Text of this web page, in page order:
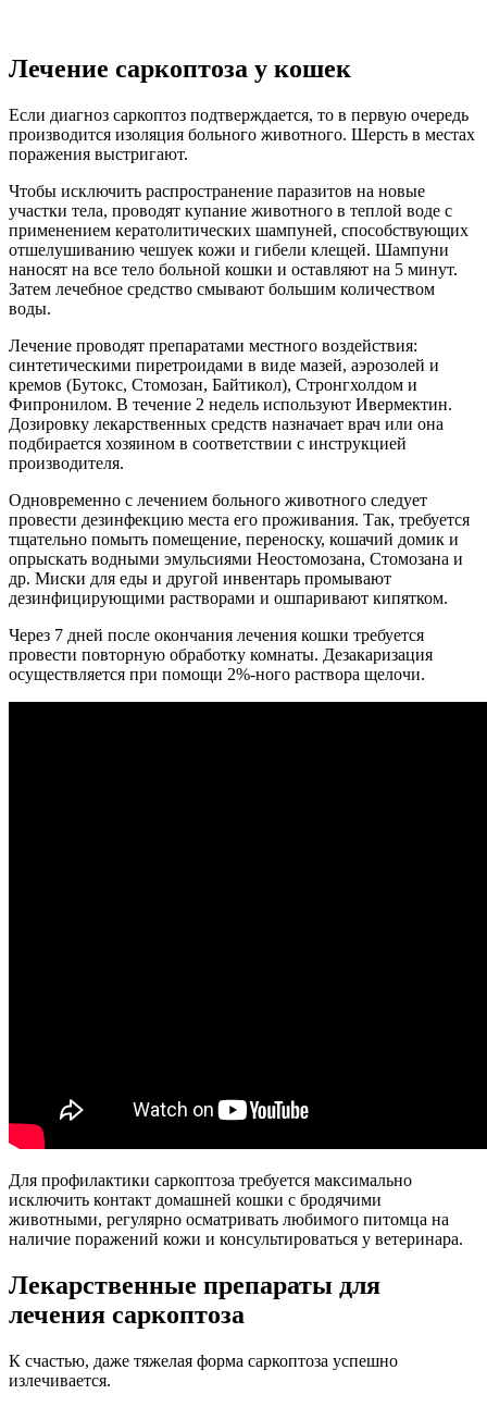
Лечение саркоптоза у кошек
Если диагноз саркоптоз подтверждается, то в первую очередь
производится изоляция больного животного. Шерсть в местах
поражения выстригают.
Чтобы исключить распространение паразитов на новые
участки тела, проводят купание животного в теплой воде с
применением кератолитических шампуней, способствующих
отшелушиванию чешуек кожи и гибели клещей. Шампуни
наносят на все тело больной кошки и оставляют на 5 минут.
Затем лечебное средство смывают большим количеством
воды.
Лечение проводят препаратами местного воздействия:
синтетическими пиретроидами в виде мазей, аэрозолей и
кремов (Бутокс, Стомозан, Байтикол), Стронгхолдом и
Фипронилом. В течение 2 недель используют Ивермектин.
Дозировку лекарственных средств назначает врач или она
подбирается хозяином в соответствии с инструкцией
производителя.
Одновременно с лечением больного животного следует
провести дезинфекцию места его проживания. Так, требуется
тщательно помыть помещение, переноску, кошачий домик и
опрыскать водными эмульсиями Неостомозана, Стомозана и
др. Миски для еды и другой инвентарь промывают
дезинфицирующими растворами и ошпаривают кипятком.
Через 7 дней после окончания лечения кошки требуется
провести повторную обработку комнаты. Дезакаризация
осуществляется при помощи 2%-ного раствора щелочи.
Для профилактики саркоптоза требуется максимально
исключить контакт домашней кошки с бродячими
животными, регулярно осматривать любимого питомца на
наличие поражений кожи и консультироваться у ветеринара.
Лекарственные препараты для
лечения саркоптоза
К счастью, даже тяжелая форма саркоптоза успешно
излечивается.